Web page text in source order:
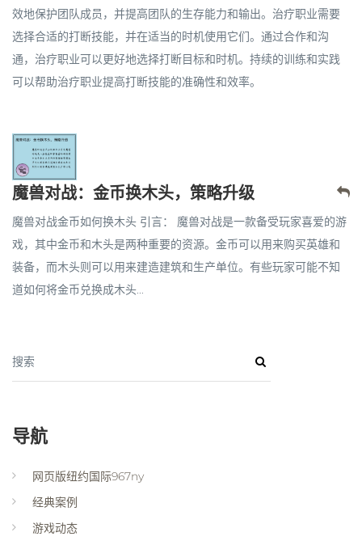
效地保护团队成员，并提高团队的生存能力和输出。治疗职业需要
选择合适的打断技能，并在适当的时机使用它们。通过合作和沟
通，治疗职业可以更好地选择打断目标和时机。持续的训练和实践
可以帮助治疗职业提高打断技能的准确性和效率。
魔兽对战：金币换木头，策略升级
魔兽对战金币如何换木头 引言： 魔兽对战是一款备受玩家喜爱的游
戏，其中金币和木头是两种重要的资源。金币可以用来购买英雄和
装备，而木头则可以用来建造建筑和生产单位。有些玩家可能不知
道如何将金币兑换成木头...
搜索
导航
网页版纽约国际967ny
经典案例
游戏动态